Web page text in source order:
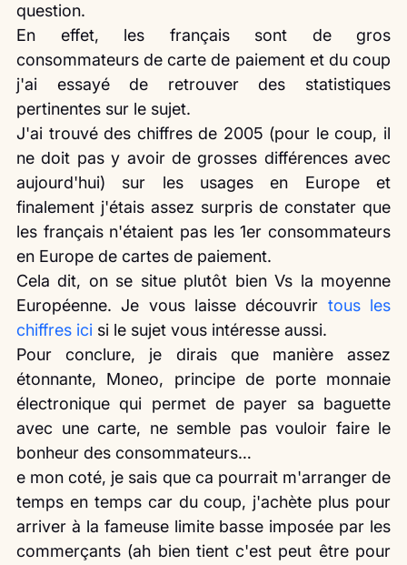
question.
En effet, les français sont de gros
consommateurs de carte de paiement et du coup
j'ai essayé de retrouver des statistiques
pertinentes sur le sujet.
J'ai trouvé des chiffres de 2005 (pour le coup, il
ne doit pas y avoir de grosses différences avec
aujourd'hui) sur les usages en Europe et
finalement j'étais assez surpris de constater que
les français n'étaient pas les 1er consommateurs
en Europe de cartes de paiement.
Cela dit, on se situe plutôt bien Vs la moyenne
Européenne. Je vous laisse découvrir tous les
chiffres ici si le sujet vous intéresse aussi.
Pour conclure, je dirais que manière assez
étonnante, Moneo, principe de porte monnaie
électronique qui permet de payer sa baguette
avec une carte, ne semble pas vouloir faire le
bonheur des consommateurs…
e mon coté, je sais que ca pourrait m'arranger de
temps en temps car du coup, j'achète plus pour
arriver à la fameuse limite basse imposée par les
commerçants (ah bien tient c'est peut être pour